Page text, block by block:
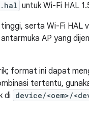
untuk Wi-Fi HAL
serta Wi-Fi HAL
AP yang
format ini dapat
tertentu,
di device/<oem>/